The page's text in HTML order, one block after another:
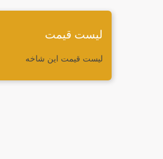
لیست قیمت
لیست قیمت این شاخه